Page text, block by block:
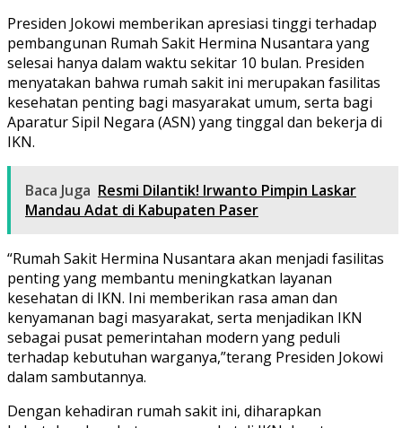
Presiden Jokowi memberikan apresiasi tinggi terhadap
pembangunan Rumah Sakit Hermina Nusantara yang
selesai hanya dalam waktu sekitar 10 bulan. Presiden
menyatakan bahwa rumah sakit ini merupakan fasilitas
kesehatan penting bagi masyarakat umum, serta bagi
Aparatur Sipil Negara (ASN) yang tinggal dan bekerja di
IKN.
Baca Juga Resmi Dilantik! Irwanto Pimpin Laskar
Mandau Adat di Kabupaten Paser
“Rumah Sakit Hermina Nusantara akan menjadi fasilitas
penting yang membantu meningkatkan layanan
kesehatan di IKN. Ini memberikan rasa aman dan
kenyamanan bagi masyarakat, serta menjadikan IKN
sebagai pusat pemerintahan modern yang peduli
terhadap kebutuhan warganya,”terang Presiden Jokowi
dalam sambutannya.
Dengan kehadiran rumah sakit ini, diharapkan